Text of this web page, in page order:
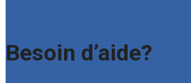
Besoin d’aide?